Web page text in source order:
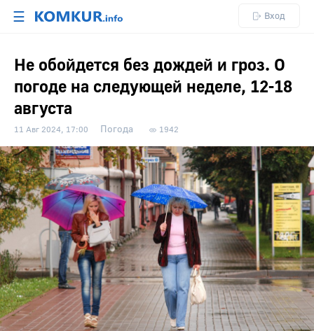
☰ Вход
Не обойдется без дождей и гроз. О
погоде на следующей неделе, 12-18
августа
11 Авг 2024, 17:00 Погода 1942